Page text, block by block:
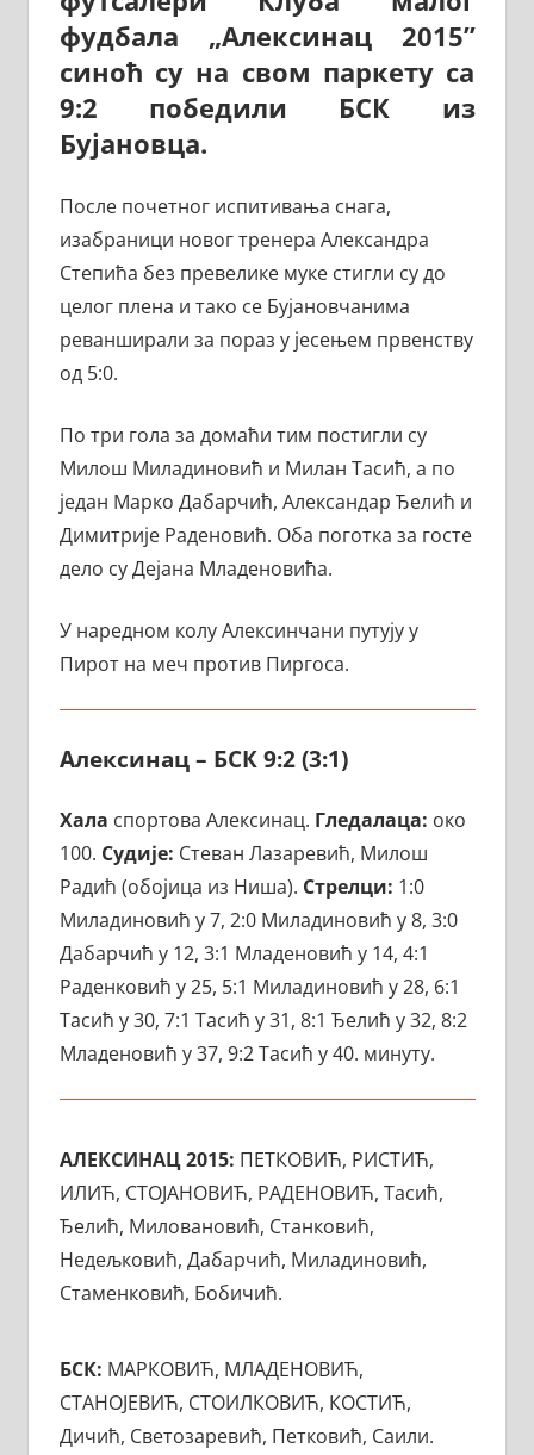
фудбала „Алексинац 2015”
синоћ су на свом паркету са
9:2 победили БСК из
Бујановца.
После почетног испитивања снага,
изабраници новог тренера Александра
Степића без превелике муке стигли су до
целог плена и тако се Бујановчанима
реванширали за пораз у јесењем првенству
од 5:0.
По три гола за домаћи тим постигли су
Милош Миладиновић и Милан Тасић, а по
један Марко Дабарчић, Александар Ђелић и
Димитрије Раденовић. Оба поготка за госте
дело су Дејана Младеновића.
У наредном колу Алексинчани путују у
Пирот на меч против Пиргоса.
Алексинац – БСК 9:2 (3:1)
Хала спортова Алексинац. Гледалаца: око
100. Судије: Стеван Лазаревић, Милош
Радић (обојица из Ниша). Стрелци: 1:0
Миладиновић у 7, 2:0 Миладиновић у 8, 3:0
Дабарчић у 12, 3:1 Младеновић у 14, 4:1
Раденковић у 25, 5:1 Миладиновић у 28, 6:1
Тасић у 30, 7:1 Тасић у 31, 8:1 Ђелић у 32, 8:2
Младеновић у 37, 9:2 Тасић у 40. минуту.
АЛЕКСИНАЦ 2015: ПЕТКОВИЋ, РИСТИЋ,
ИЛИЋ, СТОЈАНОВИЋ, РАДЕНОВИЋ, Тасић,
Ђелић, Миловановић, Станковић,
Недељковић, Дабарчић, Миладиновић,
Стаменковић, Бобичић.
БСК: МАРКОВИЋ, МЛАДЕНОВИЋ,
СТАНОЈЕВИЋ, СТОИЛКОВИЋ, КОСТИЋ,
Дичић, Светозаревић, Петковић, Саили.